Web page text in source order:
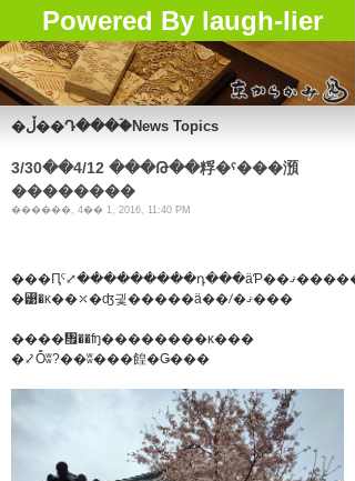
Powered By laugh-lier
�ڵ��Դ���ۡ�News Topics
3/30��4/12 ���Թ��粰�ˤ���澦
��������
������, 4�� 1, 2016, 11:40 PM
���Ԥˤ⤢���������դ���äƤ��ޤ�����
�꡹�κ��⤫�ʤ긫�����ä��ꤷ�ޤ���
����᤯��ʩ��������κ���
�⤦Ȭʬ?��ʬ���餭�Ǥ���